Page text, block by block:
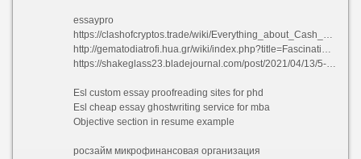
essaypro
https://clashofcryptos.trade/wiki/Everything_about_Cash_Advance_Online
http://gematodiatrofi.hua.gr/wiki/index.php?title=Fascination_About_EssayProcom
https://shakeglass23.bladejournal.com/post/2021/04/13/5-Simple-Techniques-For-EssayShark-Review
Esl custom essay proofreading sites for phd
Esl cheap essay ghostwriting service for mba
Objective section in resume example
росзайм микрофинансовая организация